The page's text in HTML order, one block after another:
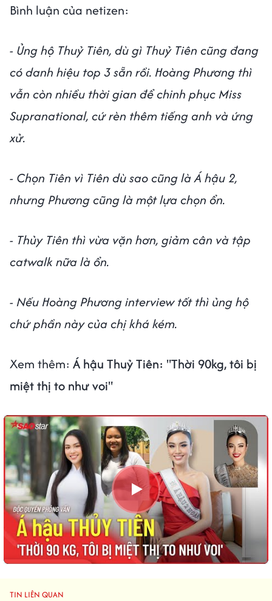
Bình luận của netizen:
- Ủng hộ Thuỷ Tiên, dù gì Thuỷ Tiên cũng đang
có danh hiệu top 3 sẵn rồi. Hoàng Phương thì
vẫn còn nhiều thời gian để chinh phục Miss
Supranational, cứ rèn thêm tiếng anh và ứng
xử.
- Chọn Tiên vì Tiên dù sao cũng là Á hậu 2,
nhưng Phương cũng là một lựa chọn ổn.
- Thủy Tiên thì vừa vặn hơn, giảm cân và tập
catwalk nữa là ổn.
- Nếu Hoàng Phương interview tốt thì ủng hộ
chứ phần này của chị khá kém.
Xem thêm: Á hậu Thuỷ Tiên: "Thời 90kg, tôi bị
miệt thị to như voi"
TIN LIÊN QUAN